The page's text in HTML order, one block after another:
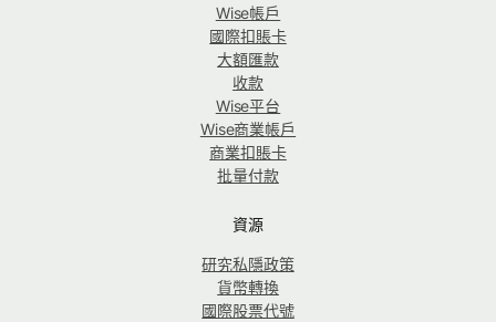
Wise帳戶
國際扣賬卡
大額匯款
收款
Wise平台
Wise商業帳戶
商業扣賬卡
批量付款
資源
研究私隱政策
貨幣轉換
國際股票代號